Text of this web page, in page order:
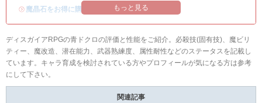
・ 魔晶石をお得に購入できる公式ショップが開設！
もっと見る
ディスガイアRPGの青ドクロの評価と性能をご紹介。必殺技(固有技)、魔ビリ
ティー、魔改造、潜在能力、武器熟練度、属性耐性などのステータスを記載し
ています。キャラ育成を検討されている方やプロフィールが気になる方は参考
にして下さい。
関連記事